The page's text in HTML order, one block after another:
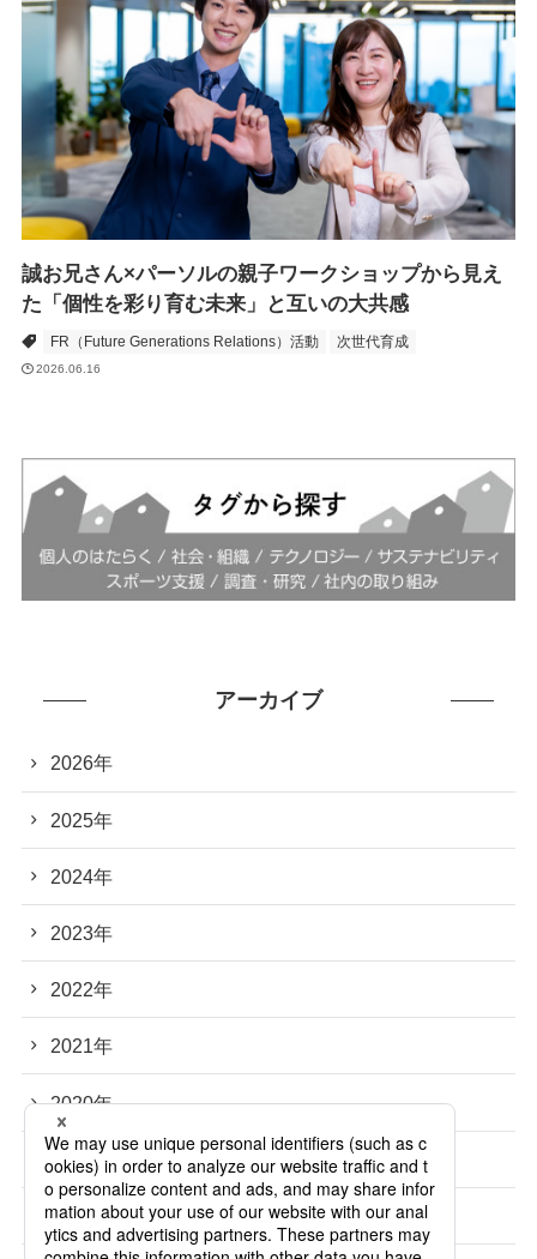
誠お兄さん×パーソルの親子ワークショップから見え
た「個性を彩り育む未来」と互いの大共感
FR（Future Generations Relations）活動 次世代育成
2026.06.16
アーカイブ
2026年
2025年
2024年
2023年
2022年
2021年
2020年
2019年
2018年